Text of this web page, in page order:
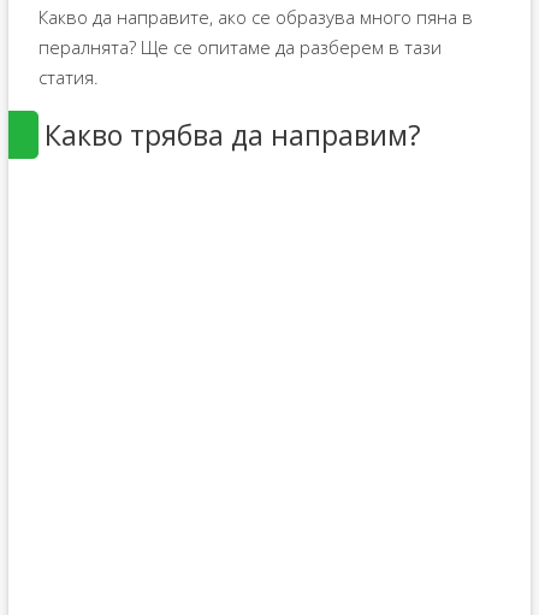
Какво да направите, ако се образува много пяна в
пералнята? Ще се опитаме да разберем в тази
статия.
Какво трябва да направим?